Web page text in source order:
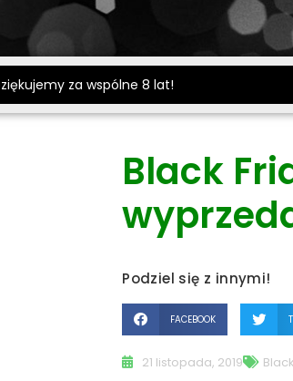
za wspólne 8 lat!
Black
Podziel się z innymi!
FACEBOOK
21 listopada, 2019